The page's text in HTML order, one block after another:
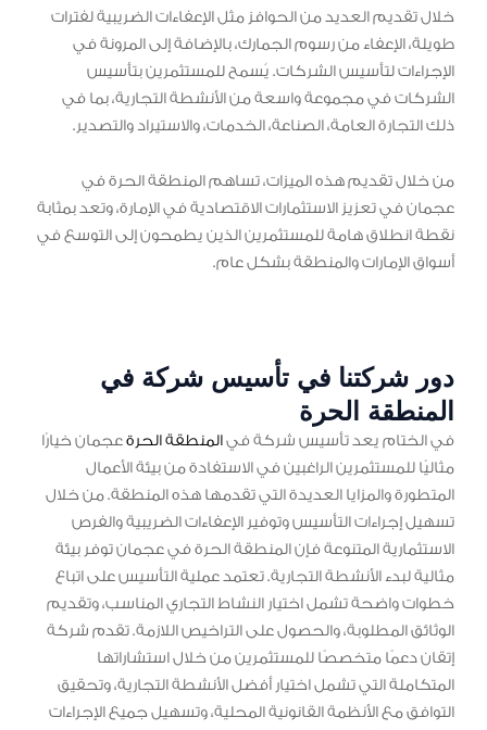
خلال تقديم العديد من الحوافز مثل الإعفاءات الضريبية لفترات
طويلة، الإعفاء من رسوم الجمارك، بالإضافة إلى المرونة في
الإجراءات لتأسيس الشركات. يُسمح للمستثمرين بتأسيس
الشركات في مجموعة واسعة من الأنشطة التجارية، بما في
ذلك التجارة العامة، الصناعة، الخدمات، والاستيراد والتصدير.
من خلال تقديم هذه الميزات، تساهم المنطقة الحرة في
عجمان في تعزيز الاستثمارات الاقتصادية في الإمارة، وتعد بمثابة
نقطة انطلاق هامة للمستثمرين الذين يطمحون إلى التوسع في
أسواق الإمارات والمنطقة بشكل عام.
دور شركتنا في تأسيس شركة في
المنطقة الحرة
في الختام يعد تأسيس شركة فيالمنطقة الحرةعجمان خيارًا
مثاليًا للمستثمرين الراغبين في الاستفادة من بيئة الأعمال
المتطورة والمزايا العديدة التي تقدمها هذه المنطقة. من خلال
تسهيل إجراءات التأسيس وتوفير الإعفاءات الضريبية والفرص
الاستثمارية المتنوعة فإن المنطقة الحرة في عجمان توفر بيئة
مثالية لبدء الأنشطة التجارية. تعتمد عملية التأسيس على اتباع
خطوات واضحة تشمل اختيار النشاط التجاري المناسب، وتقديم
الوثائق المطلوبة، والحصول على التراخيص اللازمة. تقدم شركة
إتقان دعمًا متخصصًا للمستثمرين من خلال استشاراتها
المتكاملة التي تشمل اختيار أفضل الأنشطة التجارية، وتحقيق
التوافق مع الأنظمة القانونية المحلية، وتسهيل جميع الإجراءات